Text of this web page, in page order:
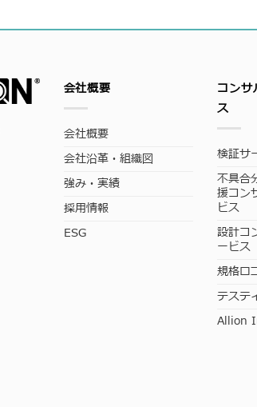
会社概要
会社概要
会社沿革・組織図
強み・実績
採用情報
ESG
コンサ
ス
検証サ
不具合
援コン
ビス
設計コ
ービス
規格ロ
テステ
Allion